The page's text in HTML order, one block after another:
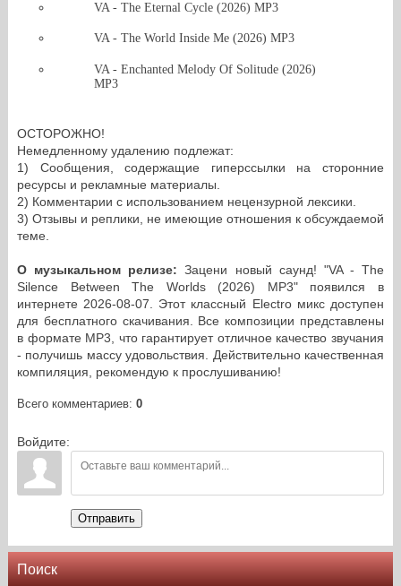
VA - The Eternal Cycle (2026) MP3
VA - The World Inside Me (2026) MP3
VA - Enchanted Melody Of Solitude (2026)
MP3
ОСТОРОЖНО!
Немедленному удалению подлежат:
1) Сообщения, содержащие гиперссылки на сторонние
ресурсы и рекламные материалы.
2) Комментарии с использованием нецензурной лексики.
3) Отзывы и реплики, не имеющие отношения к обсуждаемой
теме.
О музыкальном релизе: Зацени новый саунд! "VA - The
Silence Between The Worlds (2026) MP3" появился в
интернете 2026-08-07. Этот классный Electro микс доступен
для бесплатного скачивания. Все композиции представлены
в формате MP3, что гарантирует отличное качество звучания
- получишь массу удовольствия. Действительно качественная
компиляция, рекомендую к прослушиванию!
Всего комментариев: 0
Войдите:
Отправить
Поиск